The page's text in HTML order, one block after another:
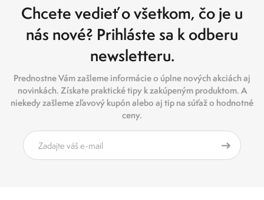
Chcete vedieť o všetkom, čo je u
nás nové? Prihláste sa k odberu
newsletteru.
Prednostne Vám zašleme informácie o úplne nových akciách aj
novinkách. Získate praktické tipy k zakúpeným produktom. A
niekedy zašleme zľavový kupón alebo aj tip na súťaž o hodnotné
ceny.